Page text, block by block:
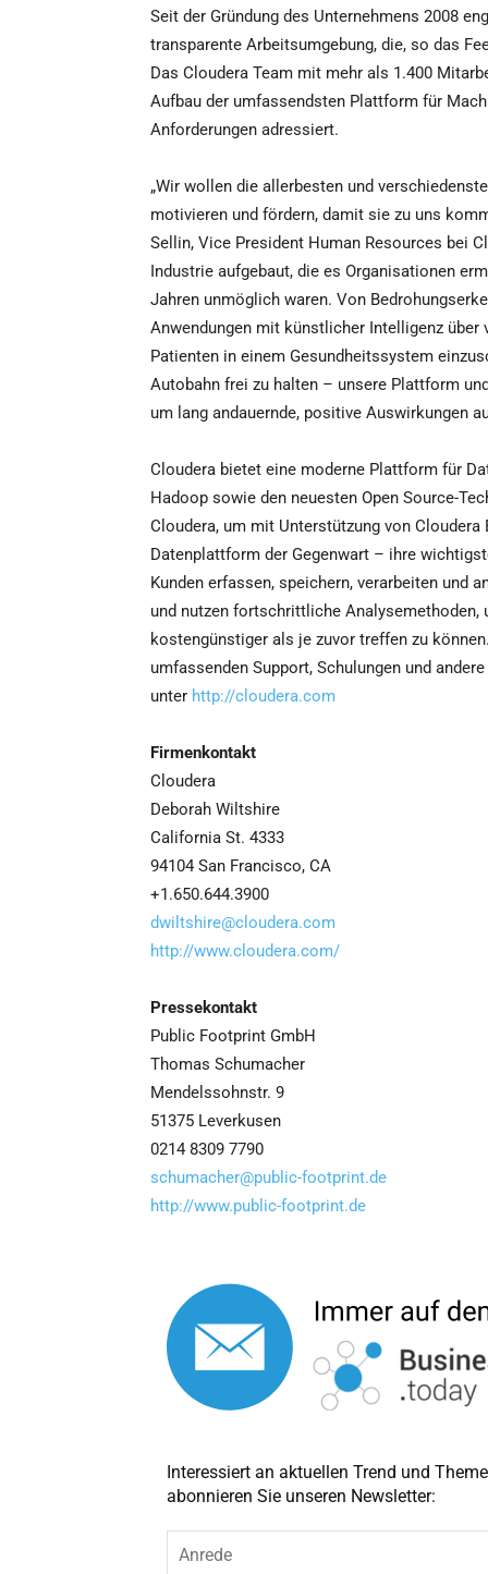
Seit der Gründung des Unternehmens 2008
transparente Arbeitsumgebung, die, so das
Das Cloudera Team mit mehr als 1.400
Aufbau der umfassendsten Plattform für
Anforderungen adressiert.
„Wir wollen die allerbesten und
motivieren und fördern, damit sie zu uns
Sellin, Vice President Human Resources bei
Industrie aufgebaut, die es Organisationen
Jahren unmöglich waren. Von
Anwendungen mit künstlicher Intelligenz
Patienten in einem Gesundheitssystem
Autobahn frei zu halten – unsere Plattform
um lang andauernde, positive Auswirkungen
Cloudera bietet eine moderne Plattform für
Hadoop sowie den neuesten Open Source-
Cloudera, um mit Unterstützung von
Datenplattform der Gegenwart – ihre
Kunden erfassen, speichern, verarbeiten und
und nutzen fortschrittliche Analysemethoden,
kostengünstiger als je zuvor treffen zu
umfassenden Support, Schulungen und
unter http://cloudera.com
Firmenkontakt
Cloudera
Deborah Wiltshire
California St. 4333
94104 San Francisco, CA
+1.650.644.3900
dwiltshire@cloudera.com
http://www.cloudera.com/
Pressekontakt
Public Footprint GmbH
Thomas Schumacher
Mendelssohnstr. 9
51375 Leverkusen
0214 8309 7790
schumacher@public-footprint.de
http://www.public-footprint.de
Interessiert an aktuellen Trend und
abonnieren Sie unseren Newsletter: